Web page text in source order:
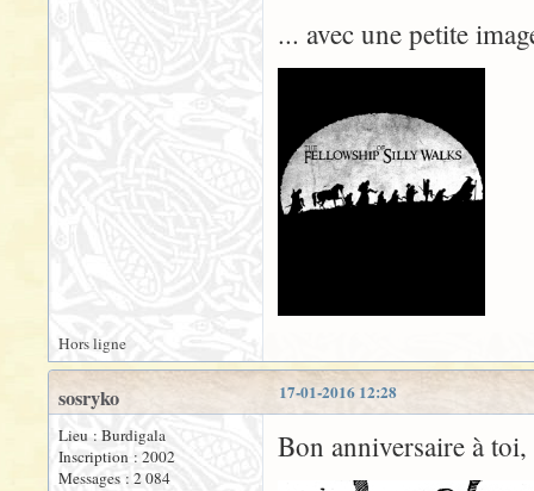
... avec une petite
Hors ligne
17-01-2016 12:28
sosryko
Lieu : Burdigala
Inscription : 2002
Messages : 2 084
Bon anniversaire à